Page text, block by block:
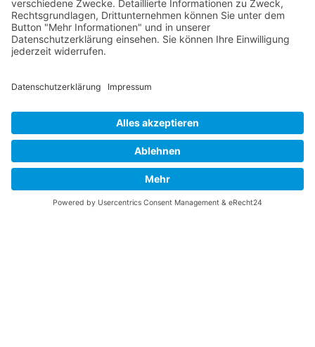
Schulleitung/Verwaltung
Speiseplan
Datenschutz|Login
© Wilhelm-August-Lay-Schule Bötzingen 2026, Custom Design by
Webdesign Schreiber